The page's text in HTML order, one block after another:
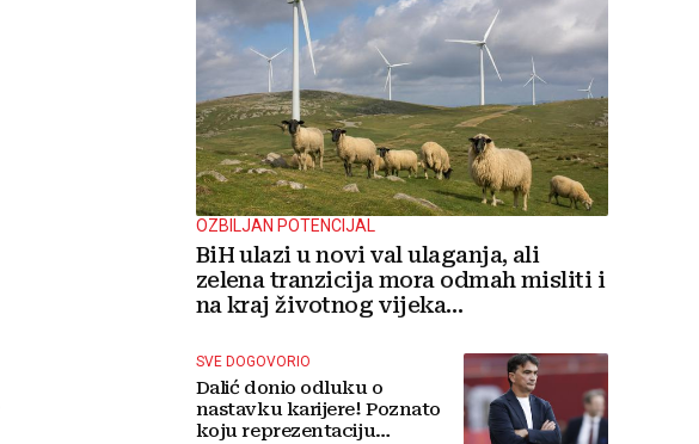
OZBILJAN POTENCIJAL
BiH ulazi u novi val ulaganja, ali
zelena tranzicija mora odmah misliti i
na kraj životnog vijeka
SVE DOGOVORIO
Dalić donio odluku o
nastavku karijere! Poznato
koju reprezentaciju